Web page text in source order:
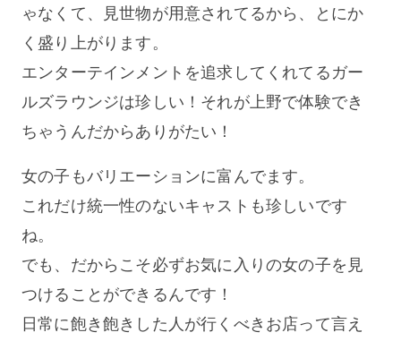
ゃなくて、見世物が用意されてるから、とにか
く盛り上がります。
エンターテインメントを追求してくれてるガー
ルズラウンジは珍しい！それが上野で体験でき
ちゃうんだからありがたい！
女の子もバリエーションに富んでます。
これだけ統一性のないキャストも珍しいです
ね。
でも、だからこそ必ずお気に入りの女の子を見
つけることができるんです！
日常に飽き飽きした人が行くべきお店って言え